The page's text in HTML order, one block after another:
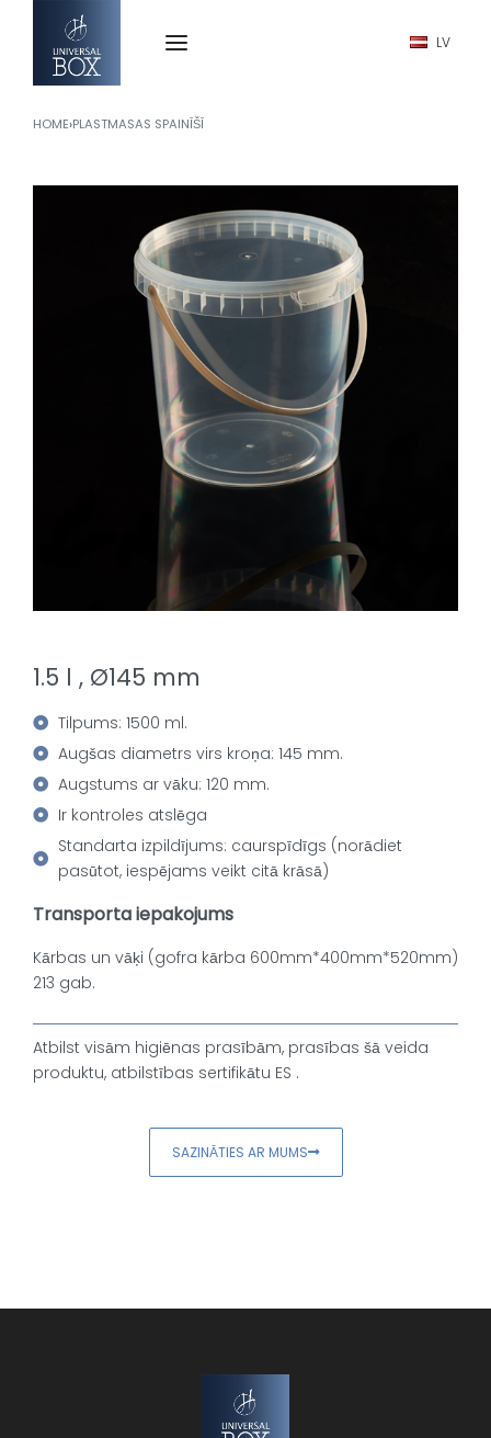
LV
HOME›PLASTMASAS SPAINĪŠĪ
1.5 l , Ø145 mm
Tilpums: 1500 ml.
Augšas diametrs virs kroņa: 145 mm.
Augstums ar vāku: 120 mm.
Ir kontroles atslēga
Standarta izpildījums: caurspīdīgs (norādiet
pasūtot, iespējams veikt citā krāsā)
Transporta iepakojums
Kārbas un vāķi (gofra kārba 600mm*400mm*520mm)
213 gab.
Atbilst visām higiēnas prasībām, prasības šā veida
produktu, atbilstības sertifikātu ES .
SAZINĀTIES AR MUMS